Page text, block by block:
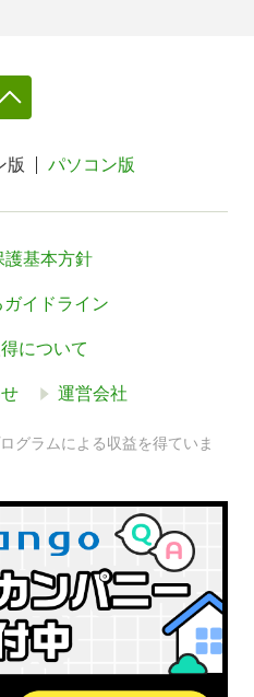
版 パソコン版
護基本方針
イドライン
について
運営会社
グラムによる収益を得ていま